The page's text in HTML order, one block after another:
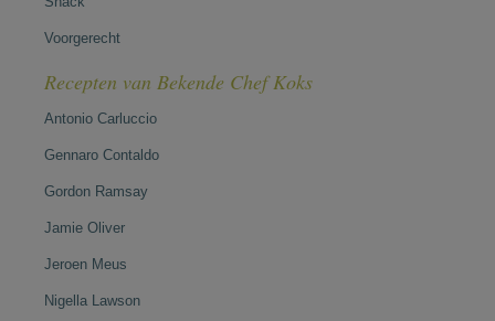
Voorgerecht
Recepten van Bekende Chef Koks
Antonio Carluccio
Gennaro Contaldo
Gordon Ramsay
Jamie Oliver
Jeroen Meus
Nigella Lawson